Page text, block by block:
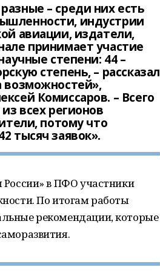
– среди них есть
индустрии
авиации, издатели,
принимает участие
степени: 44 –
степень, – рассказал
возможностей»,
Комиссаров. – Всего
всех регионов
потому что
тысяч заявок».
в ПФО участники
По итогам работы
рекомендации, которые